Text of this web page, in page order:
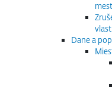
Dane a